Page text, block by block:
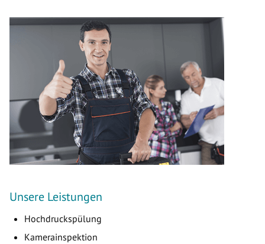
Unsere Leistungen
Hochdruckspülung
Kamerainspektion